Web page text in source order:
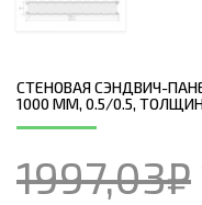
СТЕНОВАЯ СЭНДВИЧ-
1000 ММ, 0.5/0.5,
1997,03₽